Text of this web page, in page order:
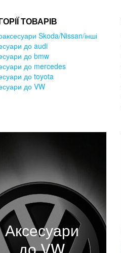
ТОВАРІВ
Skoda/Nissan/інші
до audi
до bmw
до mercedes
до toyota
до VW
Аксесуари
до VW